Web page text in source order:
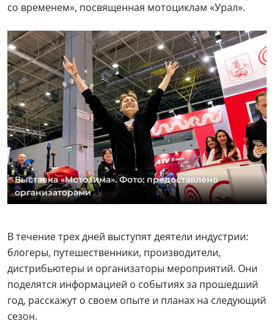
со временем», посвященная мотоциклам «Урал».
Выставка «Мотозима». Фото: предоставлено
организаторами
В течение трех дней выступят деятели индустрии:
блогеры, путешественники, производители,
дистрибьютеры и организаторы мероприятий. Они
поделятся информацией о событиях за прошедший
год, расскажут о своем опыте и планах на следующий
сезон.